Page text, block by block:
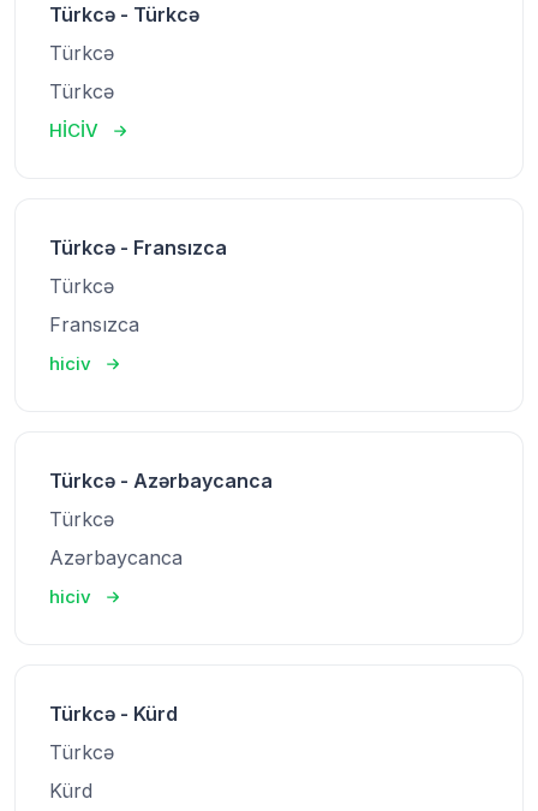
Türkcə - Türkcə
Türkcə
Türkcə
HİCİV
Türkcə - Fransızca
Türkcə
Fransızca
hiciv
Türkcə - Azərbaycanca
Türkcə
Azərbaycanca
hiciv
Türkcə - Kürd
Türkcə
Kürd